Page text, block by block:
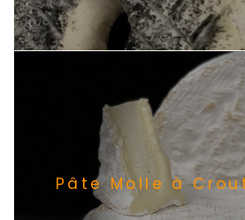
Pâte Molle à